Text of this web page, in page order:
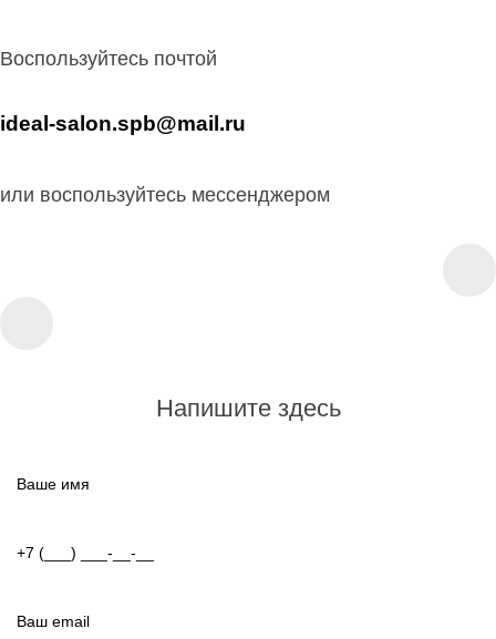
Воспользуйтесь почтой
ideal-salon.spb@mail.ru
или воспользуйтесь мессенджером
Напишите здесь